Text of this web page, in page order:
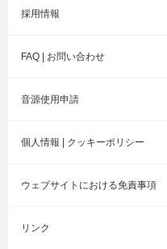
採用情報
FAQ | お問い合わせ
音源使用申請
個人情報 | クッキーポリシー
ウェブサイトにおける免責事項
リンク